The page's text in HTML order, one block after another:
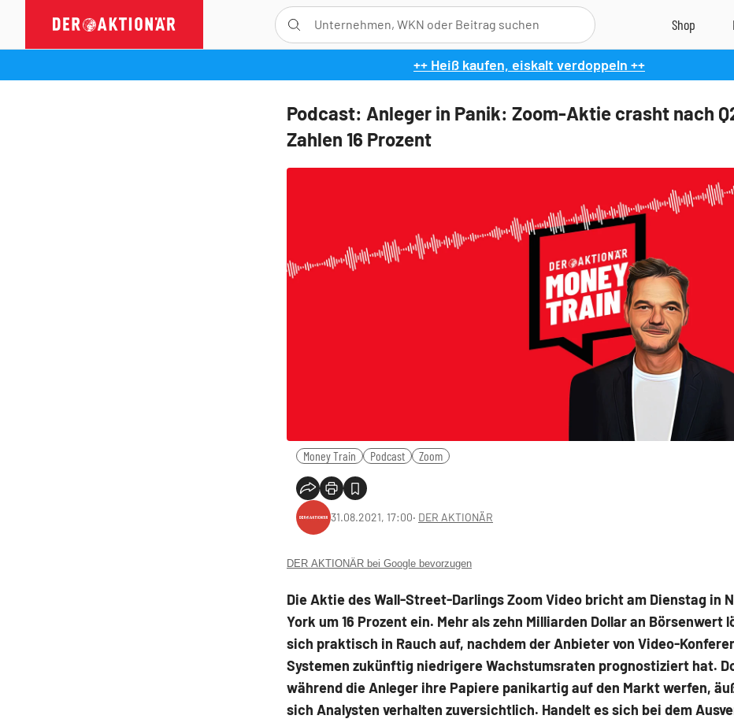
++ Heiß kaufen, eiskalt verdoppeln ++
Podcast: Anleger in Panik: Zoom-Aktie crasht nach
Zahlen 16 Prozent
Money Train Podcast Zoom
31.08.2021, 17:00‧ DER AKTIONÄR
DER AKTIONÄR bei Google bevorzugen
Die Aktie des Wall-Street-Darlings Zoom Video bricht am Dienstag in
York um 16 Prozent ein. Mehr als zehn Milliarden Dollar an Börsenwert
sich praktisch in Rauch auf, nachdem der Anbieter von Video-
Systemen zukünftig niedrigere Wachstumsraten prognostiziert hat.
während die Anleger ihre Papiere panikartig auf den Markt werfen,
sich Analysten verhalten zuversichtlich. Handelt es sich bei dem